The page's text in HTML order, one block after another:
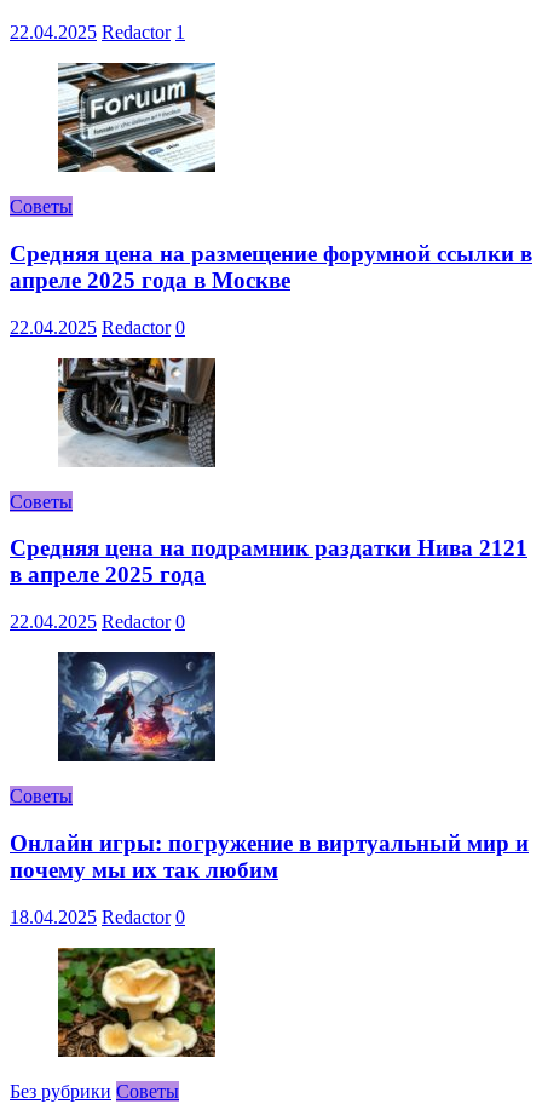
22.04.2025 Redactor 1
Советы
Средняя цена на размещение форумной ссылки в
апреле 2025 года в Москве
22.04.2025 Redactor 0
Советы
Средняя цена на подрамник раздатки Нива 2121
в апреле 2025 года
22.04.2025 Redactor 0
Советы
Онлайн игры: погружение в виртуальный мир и
почему мы их так любим
18.04.2025 Redactor 0
Без рубрики Советы